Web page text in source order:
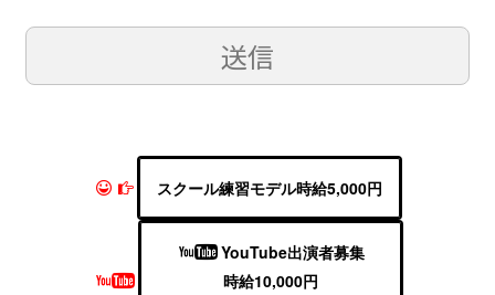
スクール練習モデル時給5,000円
YouTube出演者募集
時給10,000円